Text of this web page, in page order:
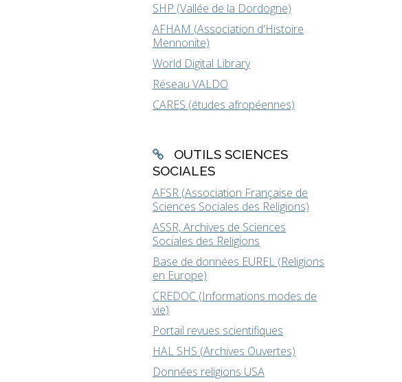
SHP (Vallée de la Dordogne)
AFHAM (Association d'Histoire
Mennonite)
World Digital Library
Réseau VALDO
CARES (études afropéennes)
OUTILS SCIENCES
SOCIALES
AFSR (Association Française de
Sciences Sociales des Religions)
ASSR, Archives de Sciences
Sociales des Religions
Base de données EUREL (Religions
en Europe)
CREDOC (Informations modes de
vie)
Portail revues scientifiques
HAL SHS (Archives Ouvertes)
Données religions USA